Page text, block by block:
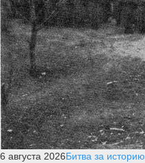
6 августа 2026Битва за историю